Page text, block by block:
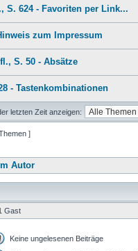
S. 624 - Favoriten per Link...
zum Impressum
S. 50 - Absätze
- Tastenkombinationen
letzten Zeit anzeigen:
]
Autor
Gast
Keine ungelesenen Beiträge